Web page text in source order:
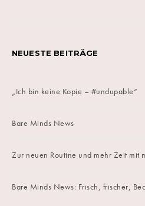
NEUESTE BEITRÄGE
„Ich bin keine Kopie – #undupable“
Bare Minds News
Zur neuen Routine und mehr Zeit mit
Bare Minds News: Frisch, frischer,